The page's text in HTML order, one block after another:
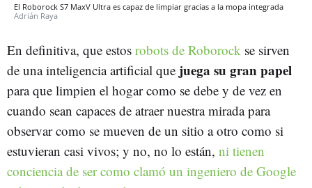
El Roborock S7 MaxV Ultra es capaz de limpiar gracias a la mopa integrada
Adrián Raya
En definitiva, que estos robots de Roborock se sirven
de una inteligencia artificial que juega su gran papel
para que limpien el hogar como se debe y de vez en
cuando sean capaces de atraer nuestra mirada para
observar como se mueven de un sitio a otro como si
estuvieran casi vivos; y no, no lo están, ni tienen
conciencia de ser como clamó un ingeniero de Google